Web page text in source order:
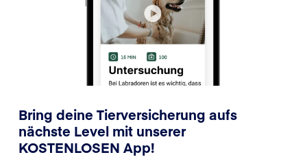
Bring deine Tierversicherung aufs
nächste Level mit unserer
KOSTENLOSEN App!